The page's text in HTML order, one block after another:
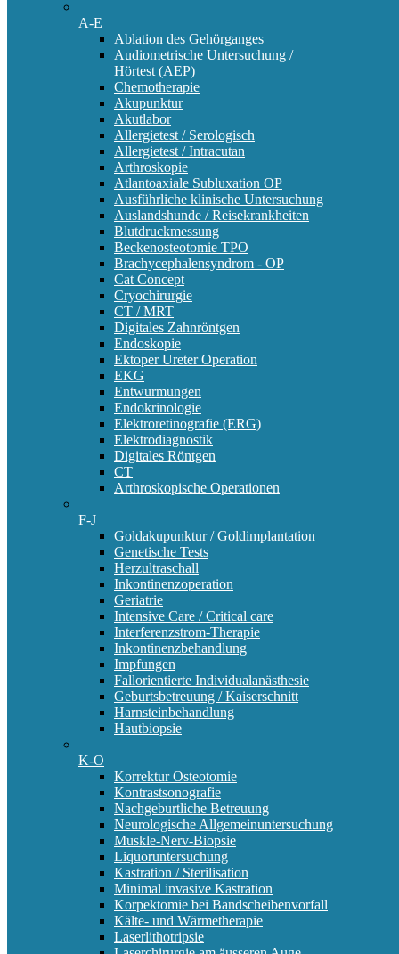
A-E
Ablation des Gehörganges
Audiometrische Untersuchung /
Hörtest (AEP)
Chemotherapie
Akupunktur
Akutlabor
Allergietest / Serologisch
Allergietest / Intracutan
Arthroskopie
Atlantoaxiale Subluxation OP
Ausführliche klinische Untersuchung
Auslandshunde / Reisekrankheiten
Blutdruckmessung
Beckenosteotomie TPO
Brachycephalensyndrom - OP
Cat Concept
Cryochirurgie
CT / MRT
Digitales Zahnröntgen
Endoskopie
Ektoper Ureter Operation
EKG
Entwurmungen
Endokrinologie
Elektroretinografie (ERG)
Elektrodiagnostik
Digitales Röntgen
CT
Arthroskopische Operationen
F-J
Goldakupunktur / Goldimplantation
Genetische Tests
Herzultraschall
Inkontinenzoperation
Geriatrie
Intensive Care / Critical care
Interferenzstrom-Therapie
Inkontinenzbehandlung
Impfungen
Fallorientierte Individualanästhesie
Geburtsbetreuung / Kaiserschnitt
Harnsteinbehandlung
Hautbiopsie
K-O
Korrektur Osteotomie
Kontrastsonografie
Nachgeburtliche Betreuung
Neurologische Allgemeinuntersuchung
Muskle-Nerv-Biopsie
Liquoruntersuchung
Kastration / Sterilisation
Minimal invasive Kastration
Korpektomie bei Bandscheibenvorfall
Kälte- und Wärmetherapie
Laserlithotripsie